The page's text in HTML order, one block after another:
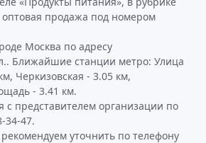
продажа под номером
Москва по адресу
Ближайшие станции метро: Улица
Черкизовская - 3.05 км,
- 3.41 км.
с представителем организации по
34-47.
уточнить по телефону